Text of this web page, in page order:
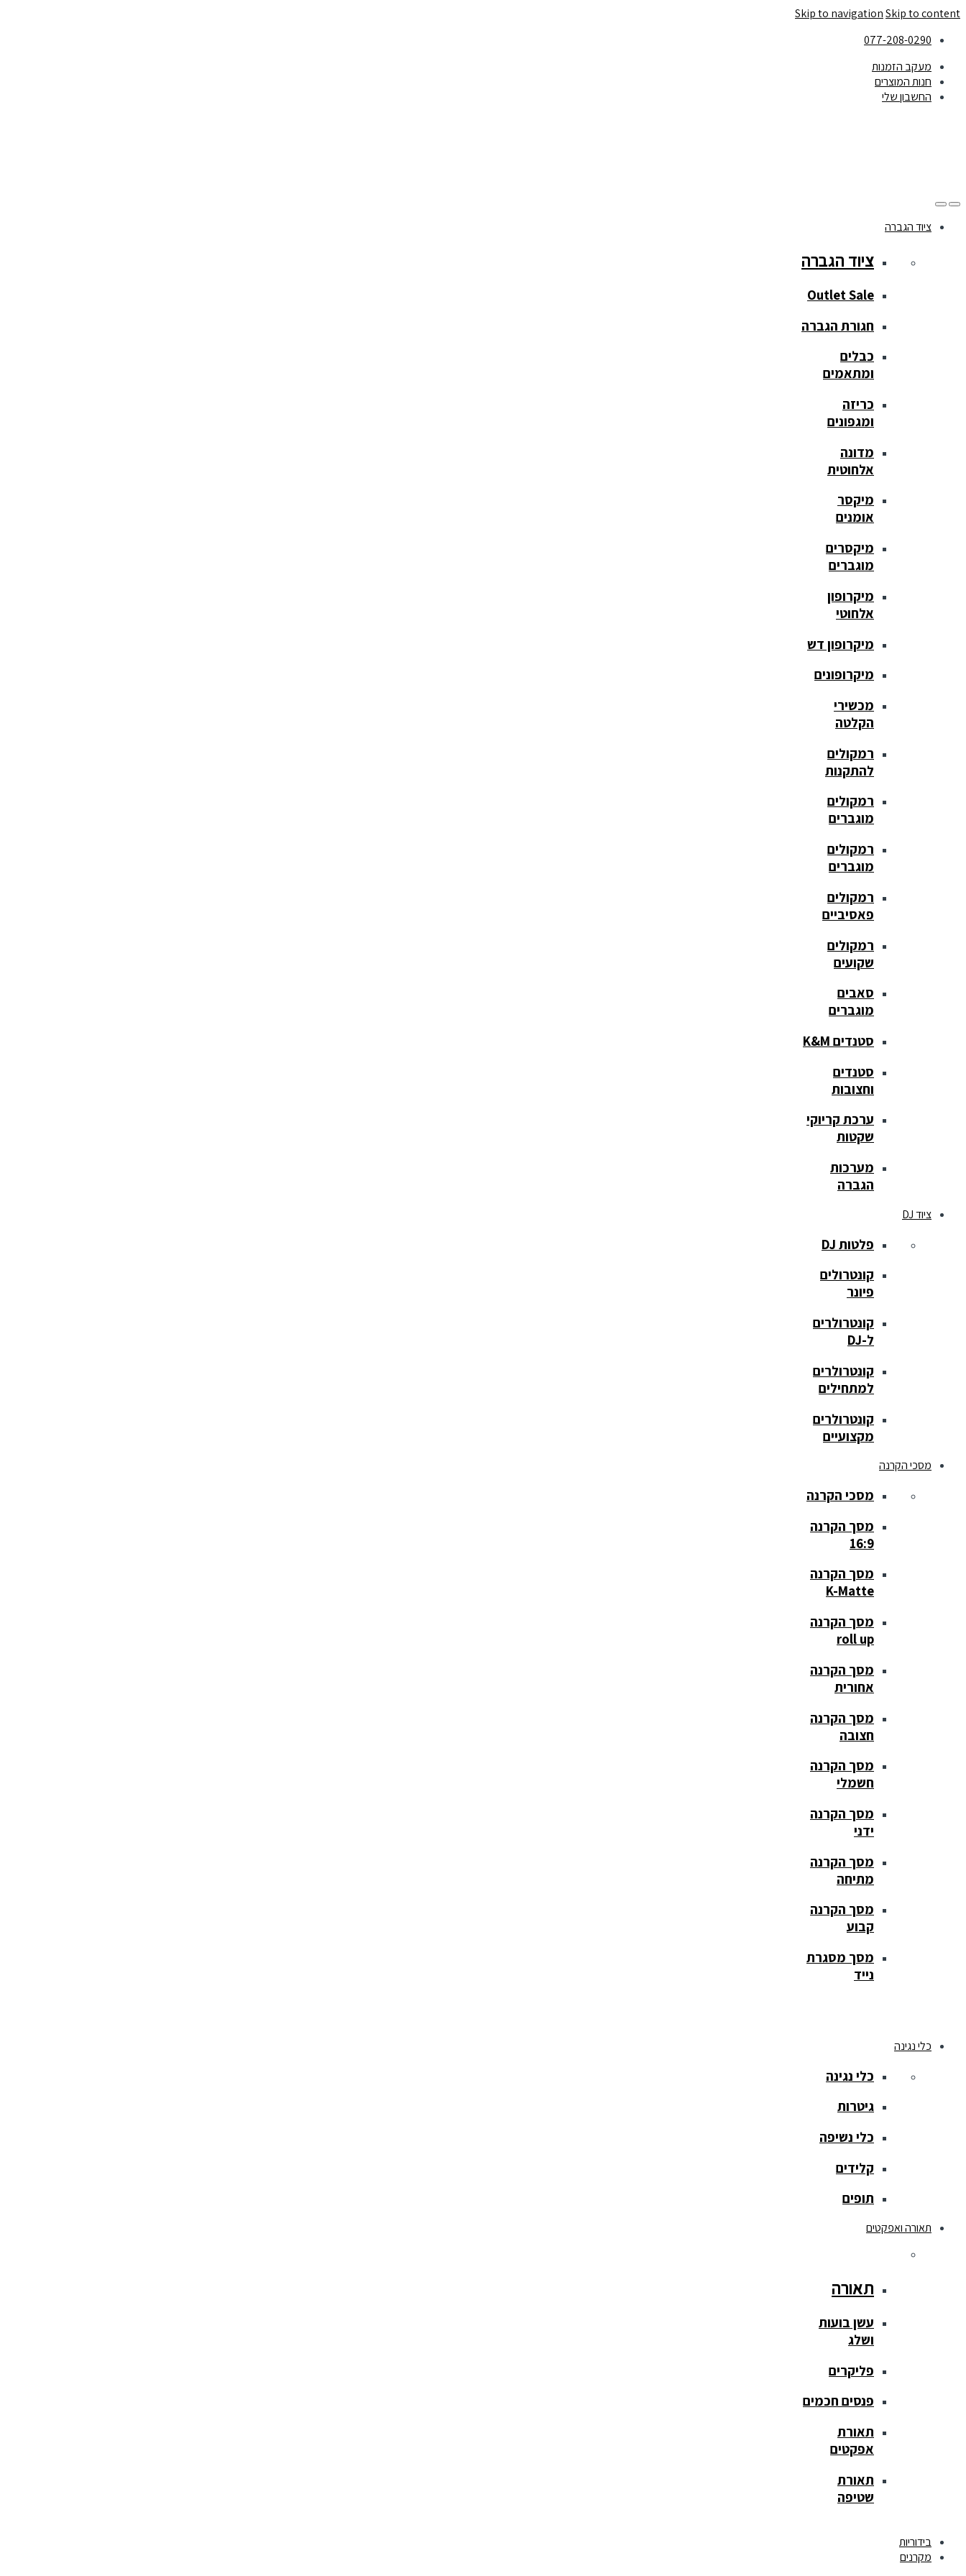
Skip to navigationSkip to content
077-208-0290
מעקב הזמנות
חנות המוצרים
החשבון שלי
ציוד הגברה
ציוד הגברה
Outlet Sale
חגורת הגברה
כבלים
ומתאמים
כריזה
ומגפונים
מדונה
אלחוטית
מיקסר
אומנים
מיקסרים
מוגברים
מיקרופון
אלחוטי
מיקרופון דש
מיקרופונים
מכשירי
הקלטה
רמקולים
להתקנות
רמקולים
מוגברים
רמקולים
מוגברים
רמקולים
פאסיביים
רמקולים
שקועים
סאבים
מוגברים
סטנדים K&M
סטנדים
וחצובות
ערכת קריוקי
שקטות
מערכות
הגברה
ציוד DJ
פלטות DJ
קונטרולים
פיונר
קונטרולרים
ל-DJ
קונטרולרים
למתחילים
קונטרולרים
מקצועיים
מסכי הקרנה
מסכי הקרנה
מסך הקרנה
16:9
מסך הקרנה
K-Matte
מסך הקרנה
roll up
מסך הקרנה
אחורית
מסך הקרנה
חצובה
מסך הקרנה
חשמלי
מסך הקרנה
ידני
מסך הקרנה
מתיחה
מסך הקרנה
קבוע
מסך מסגרת
נייד
כלי נגינה
כלי נגינה
גיטרות
כלי נשיפה
קלידים
תופים
תאורה ואפקטים
תאורה
עשן בועות
ושלג
פליקרים
פנסים חכמים
תאורת
אפקטים
תאורת
שטיפה
בידוריות
מקרנים